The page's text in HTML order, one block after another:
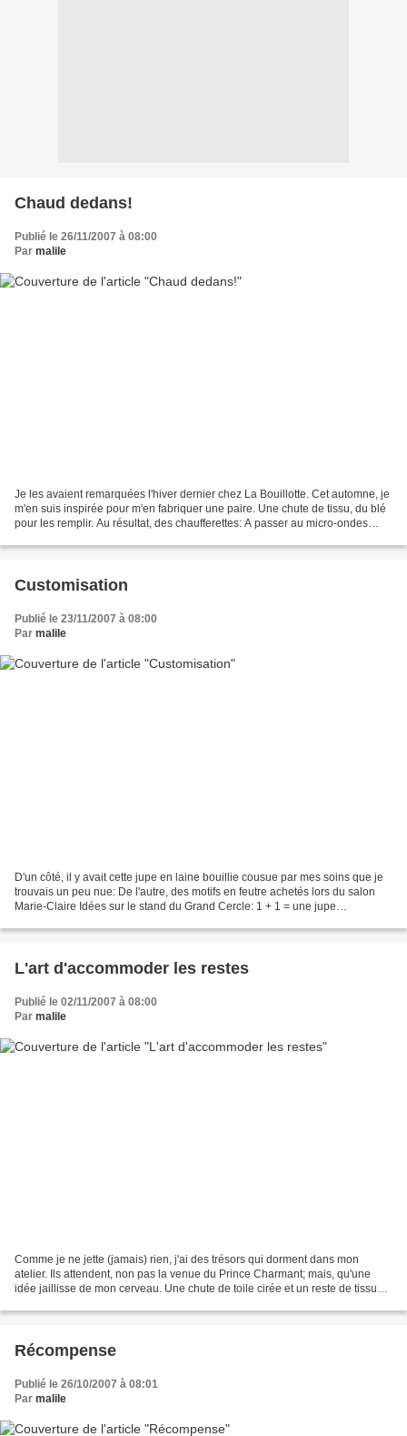
Chaud dedans!
Publié le 26/11/2007 à 08:00
Par malile
Je les avaient remarquées l'hiver dernier chez La Bouillotte. Cet automne, je
m'en suis inspirée pour m'en fabriquer une paire. Une chute de tissu, du blé
pour les remplir. Au résultat, des chaufferettes: A passer au micro-ondes
Customisation
Publié le 23/11/2007 à 08:00
Par malile
D'un côté, il y avait cette jupe en laine bouillie cousue par mes soins que je
trouvais un peu nue: De l'autre, des motifs en feutre achetés lors du salon
Marie-Claire Idées sur le stand du Grand Cercle: 1 + 1 = une jupe
L'art d'accommoder les restes
Publié le 02/11/2007 à 08:00
Par malile
Comme je ne jette (jamais) rien, j'ai des trésors qui dorment dans mon
atelier. Ils attendent, non pas la venue du Prince Charmant; mais, qu'une
idée jaillisse de mon cerveau. Une chute de toile cirée et un reste de tissu
Récompense
Publié le 26/10/2007 à 08:01
Par malile